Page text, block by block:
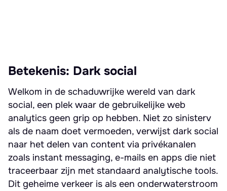
Betekenis: Dark social
Welkom in de schaduwrijke wereld van dark
social, een plek waar de gebruikelijke web
analytics geen grip op hebben. Niet zo sinisterv
als de naam doet vermoeden, verwijst dark social
naar het delen van content via privékanalen
zoals instant messaging, e-mails en apps die niet
traceerbaar zijn met standaard analytische tools.
Dit geheime verkeer is als een onderwaterstroom